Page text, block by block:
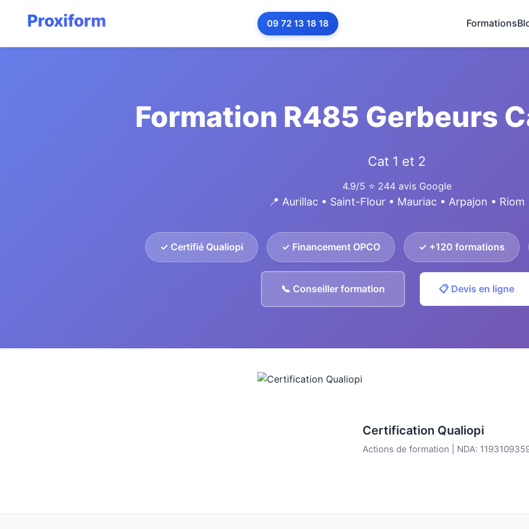
09 72 13 18 18 Formations
Formation R485 Gerbeurs
Cat 1 et 2
4.9/5 ⭐ 244 avis Google
📍 Aurillac • Saint-Flour • Mauriac • Arpajon • Riom
✓ Certifié Qualiopi ✓ Financement OPCO ✓ +120 formations
📞 Conseiller formation 📋 Devis en ligne
Certification Qualiopi
Actions de formation | NDA: